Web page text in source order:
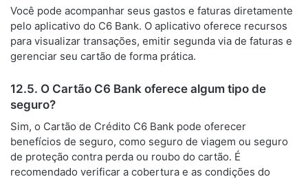
Você pode acompanhar seus gastos e faturas diretamente
pelo aplicativo do C6 Bank. O aplicativo oferece recursos
para visualizar transações, emitir segunda via de faturas e
gerenciar seu cartão de forma prática.
12.5. O Cartão C6 Bank oferece algum tipo de
seguro?
Sim, o Cartão de Crédito C6 Bank pode oferecer
benefícios de seguro, como seguro de viagem ou seguro
de proteção contra perda ou roubo do cartão. É
recomendado verificar a cobertura e as condições do